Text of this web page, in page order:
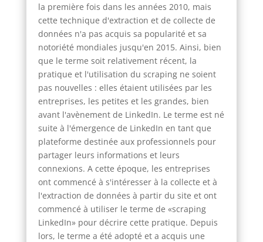
la première fois dans les années 2010, mais
cette technique d'extraction et de collecte de
données n'a pas acquis sa popularité et sa
notoriété mondiales jusqu'en 2015. Ainsi, bien
que le terme soit relativement récent, la
pratique et l'utilisation du scraping ne soient
pas nouvelles : elles étaient utilisées par les
entreprises, les petites et les grandes, bien
avant l'avènement de LinkedIn. Le terme est né
suite à l'émergence de LinkedIn en tant que
plateforme destinée aux professionnels pour
partager leurs informations et leurs
connexions. A cette époque, les entreprises
ont commencé à s'intéresser à la collecte et à
l'extraction de données à partir du site et ont
commencé à utiliser le terme de «scraping
LinkedIn» pour décrire cette pratique. Depuis
lors, le terme a été adopté et a acquis une